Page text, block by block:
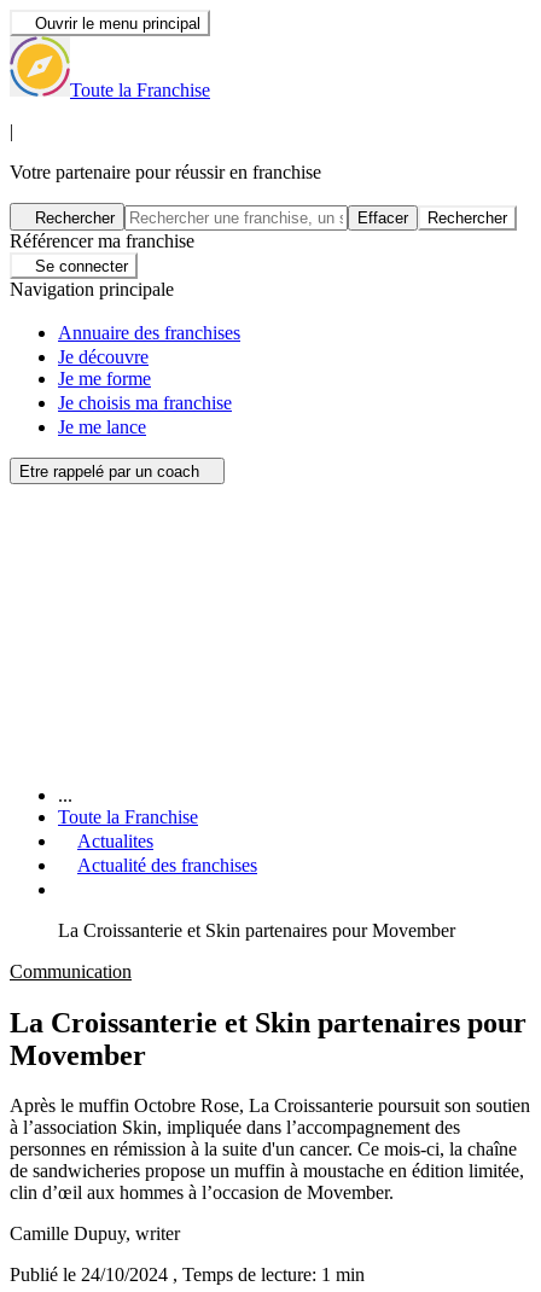
Ouvrir le menu principal
Toute la Franchise
|
Votre partenaire pour réussir en franchise
Rechercher Effacer Rechercher
Référencer ma franchise
Se connecter
Navigation principale
Annuaire des franchises
Je découvre
Je me forme
Je choisis ma franchise
Je me lance
Etre rappelé par un coach
...
Toute la Franchise
Actualites
Actualité des franchises
La Croissanterie et Skin partenaires pour Movember
Communication
La Croissanterie et Skin partenaires pour
Movember
Après le muffin Octobre Rose, La Croissanterie poursuit son soutien
à l’association Skin, impliquée dans l’accompagnement des
personnes en rémission à la suite d'un cancer. Ce mois-ci, la chaîne
de sandwicheries propose un muffin à moustache en édition limitée,
clin d’œil aux hommes à l’occasion de Movember.
Camille Dupuy, writer
Publié le 24/10/2024 , Temps de lecture: 1 min